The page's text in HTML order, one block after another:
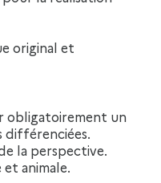
original et
différenciées.
la perspective.
animale.